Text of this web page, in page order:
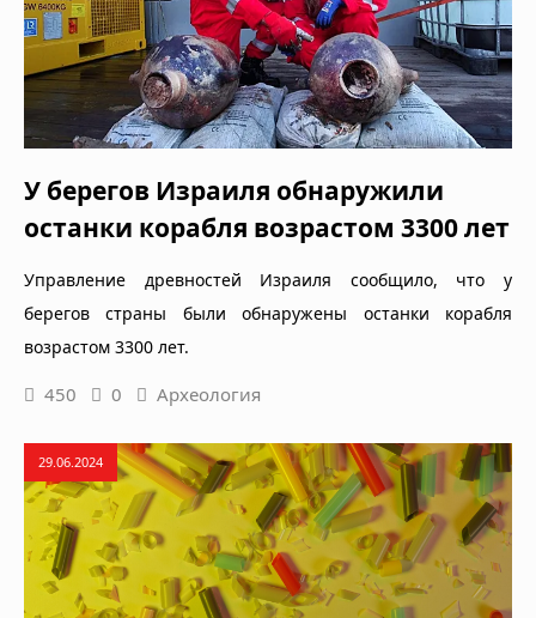
У берегов Израиля обнаружили
останки корабля возрастом 3300 лет
Управление древностей Израиля сообщило, что у
берегов страны были обнаружены останки корабля
возрастом 3300 лет.
450 0 Археология
29.06.2024